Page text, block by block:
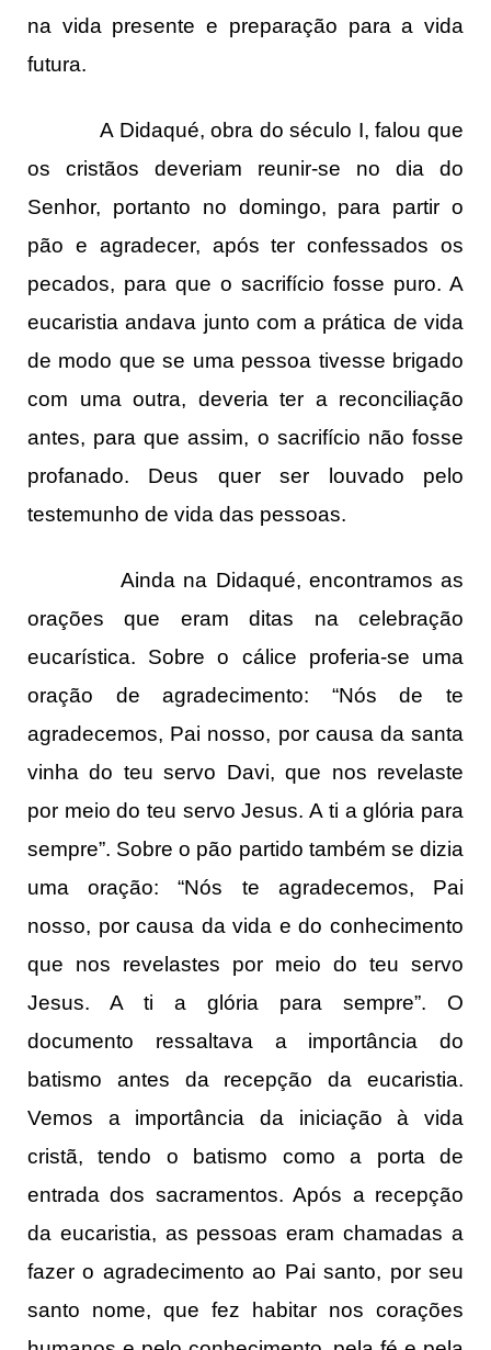
na vida presente e preparação para a vida
futura.
A Didaqué, obra do século I, falou que
os cristãos deveriam reunir-se no dia do
Senhor, portanto no domingo, para partir o
pão e agradecer, após ter confessados os
pecados, para que o sacrifício fosse puro. A
eucaristia andava junto com a prática de vida
de modo que se uma pessoa tivesse brigado
com uma outra, deveria ter a reconciliação
antes, para que assim, o sacrifício não fosse
profanado. Deus quer ser louvado pelo
testemunho de vida das pessoas.
Ainda na Didaqué, encontramos as
orações que eram ditas na celebração
eucarística. Sobre o cálice proferia-se uma
oração de agradecimento: “Nós de te
agradecemos, Pai nosso, por causa da santa
vinha do teu servo Davi, que nos revelaste
por meio do teu servo Jesus. A ti a glória para
sempre”. Sobre o pão partido também se dizia
uma oração: “Nós te agradecemos, Pai
nosso, por causa da vida e do conhecimento
que nos revelastes por meio do teu servo
Jesus. A ti a glória para sempre”. O
documento ressaltava a importância do
batismo antes da recepção da eucaristia.
Vemos a importância da iniciação à vida
cristã, tendo o batismo como a porta de
entrada dos sacramentos. Após a recepção
da eucaristia, as pessoas eram chamadas a
fazer o agradecimento ao Pai santo, por seu
santo nome, que fez habitar nos corações